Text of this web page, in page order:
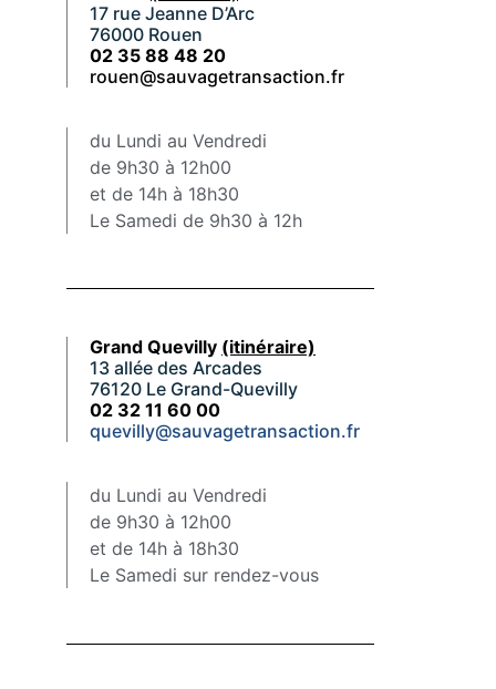
17 rue Jeanne D’Arc
76000 Rouen
02 35 88 48 20
rouen@sauvagetransaction.fr
du Lundi au Vendredi
de 9h30 à 12h00
et de 14h à 18h30
Le Samedi de 9h30 à 12h
Grand Quevilly (itinéraire)
13 allée des Arcades
76120 Le Grand-Quevilly
02 32 11 60 00
quevilly@sauvagetransaction.fr
du Lundi au Vendredi
de 9h30 à 12h00
et de 14h à 18h30
Le Samedi sur rendez-vous